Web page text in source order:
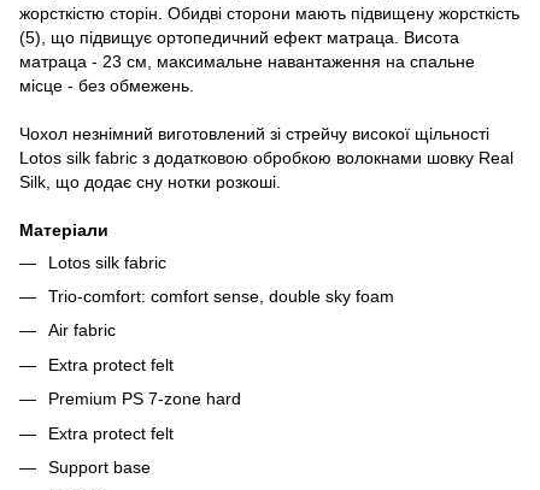
жорсткістю сторін. Обидві сторони мають підвищену жорсткість
(5), що підвищує ортопедичний ефект матраца. Висота
матраца - 23 см, максимальне навантаження на спальне
місце - без обмежень.
Чохол незнімний виготовлений зі стрейчу високої щільності
Lotos silk fabric з додатковою обробкою волокнами шовку Real
Silk, що додає сну нотки розкоші.
Матеріали
Lotos silk fabric
Trio-comfort: comfort sense, double sky foam
Air fabric
Extra protect felt
Premium PS 7-zone hard
Extra protect felt
Support base